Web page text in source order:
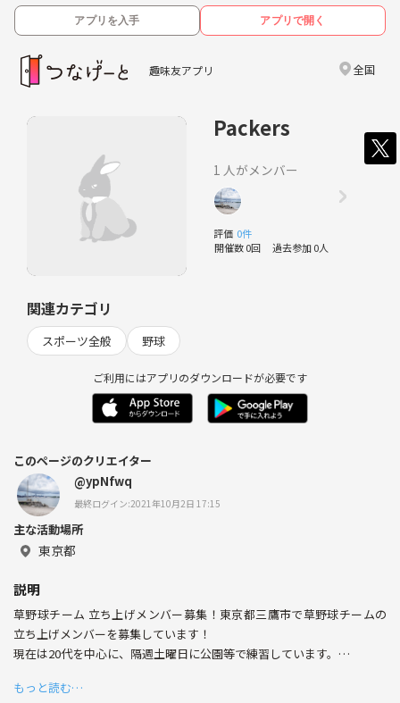
アプリを入手 アプリで開く
趣味友アプリ 全国
Packers
1 人がメンバー
評価 0件
開催数 0回 過去参加 0人
関連カテゴリ
スポーツ全般 野球
ご利用にはアプリのダウンロードが必要です
このページのクリエイター
@ypNfwq
最終ログイン:2021年10月2日 17:15
主な活動場所
東京都
説明
草野球チーム 立ち上げメンバー募集！東京都三鷹市で草野球チームの
立ち上げメンバーを募集しています！
現在は20代を中心に、隔週土曜日に公園等で練習しています。
経験の有無や、性別は問いません！(現在 中学部活動野球経験者1名 中
もっと読む…